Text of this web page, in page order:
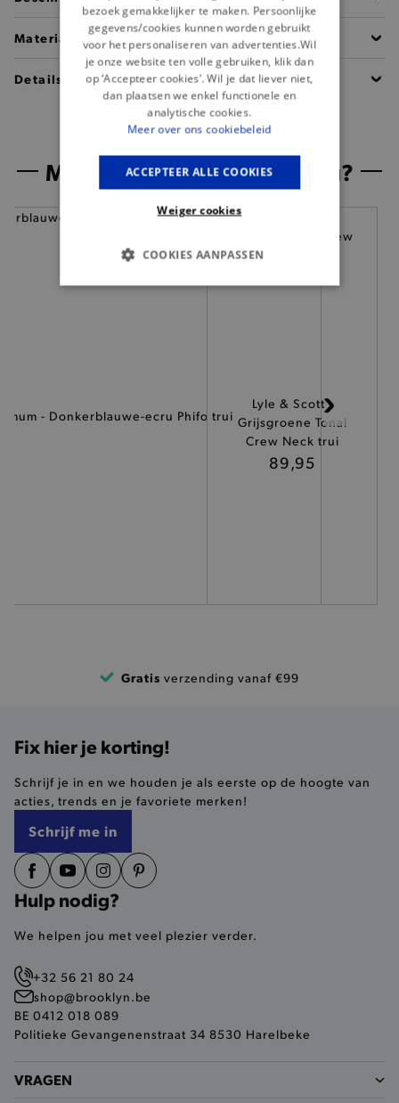
Materiaal
Details
Misschien is dit iets voor jou?
- Donkerblauwe-ecru Phifo trui
— 50% *
Lyle & Scott -
Grijsgroene Tonal
Crew Neck trui
89,95
Gratis verzending vanaf €99
Fix hier je korting!
Schrijf je in en we houden je als eerste op de hoogte van
acties, trends en je favoriete merken!
Schrijf me in
Hulp nodig?
We helpen jou met veel plezier verder.
+32 56 21 80 24
shop@brooklyn.be
BE 0412 018 089
Politieke Gevangenenstraat 34 8530 Harelbeke
VRAGEN
bezoek gemakkelijker te maken. Persoonlijke
gegevens/cookies kunnen worden gebruikt
voor het personaliseren van advertenties.Wil
je onze website ten volle gebruiken, klik dan
op ‘Accepteer cookies’. Wil je dat liever niet,
dan plaatsen we enkel functionele en
analytische cookies.
Meer over ons cookiebeleid
ACCEPTEER ALLE COOKIES
Weiger cookies
COOKIES AANPASSEN
BASIS COOKIES
FUNCTIONALITEIT
analytische en functionele cookies vullen hun
product-added-modal
.brooklyn.be
pickupStoreVal
pickupAddress
product-out-of-stock-modal